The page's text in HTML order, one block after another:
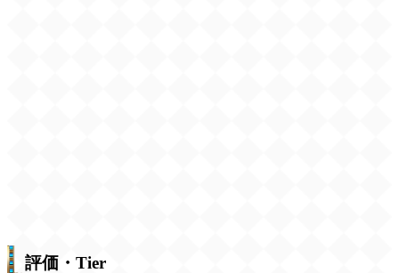
評価・Tier